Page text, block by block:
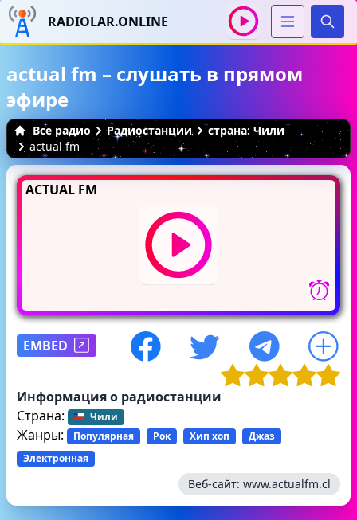
RADIOLAR.ONLINE
actual fm – слушать в прямом
эфире
Все радио Радиостанции
страна: Чили
actual fm
ACTUAL FM
EMBED
Информация о радиостанции
Страна:
Чили
Жанры: Популярная Рок Хип хоп
Джаз
Электронная
Веб-сайт: www.actualfm.cl